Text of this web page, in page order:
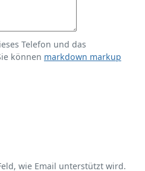
Telefon und das
können markdown markup
wie Email unterstützt wird.